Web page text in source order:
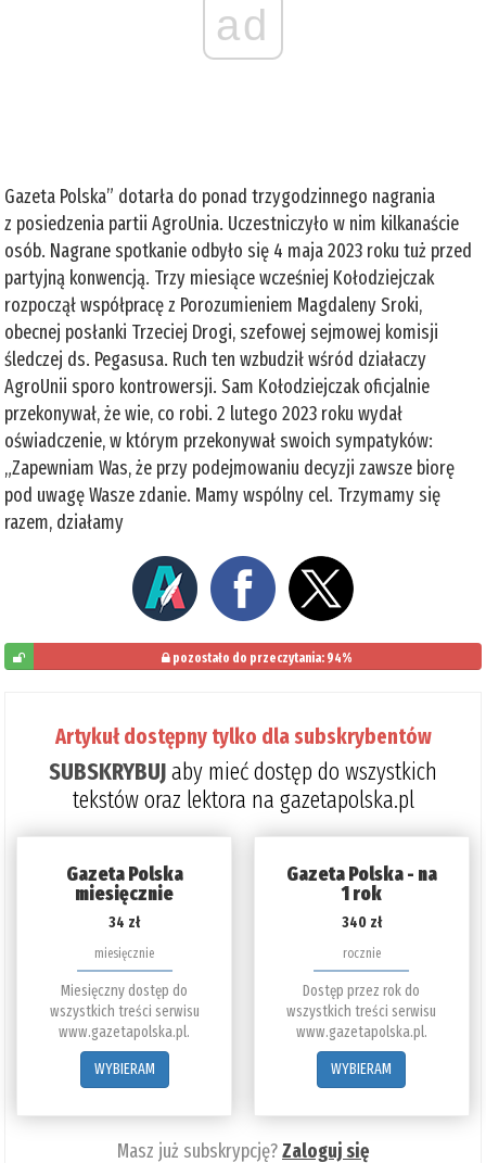
ad
Gazeta Polska” dotarła do ponad trzygodzinnego nagrania
z posiedzenia partii AgroUnia. Uczestniczyło w nim kilkanaście
osób. Nagrane spotkanie odbyło się 4 maja 2023 roku tuż przed
partyjną konwencją. Trzy miesiące wcześniej Kołodziejczak
rozpoczął współpracę z Porozumieniem Magdaleny Sroki,
obecnej posłanki Trzeciej Drogi, szefowej sejmowej komisji
śledczej ds. Pegasusa. Ruch ten wzbudził wśród działaczy
AgroUnii sporo kontrowersji. Sam Kołodziejczak oficjalnie
przekonywał, że wie, co robi. 2 lutego 2023 roku wydał
oświadczenie, w którym przekonywał swoich sympatyków:
„Zapewniam Was, że przy podejmowaniu decyzji zawsze biorę
pod uwagę Wasze zdanie. Mamy wspólny cel. Trzymamy się
razem, działamy
pozostało do przeczytania: 94%
Artykuł dostępny tylko dla subskrybentów
SUBSKRYBUJaby mieć dostęp do wszystkich
tekstów oraz lektora na gazetapolska.pl
Gazeta Polska
miesięcznie
34 zł
miesięcznie
Miesięczny dostęp do
wszystkich treści serwisu
www.gazetapolska.pl.
WYBIERAM
Gazeta Polska - na
1 rok
340 zł
rocznie
Dostęp przez rok do
wszystkich treści serwisu
www.gazetapolska.pl.
WYBIERAM
Masz już subskrypcję?Zaloguj się